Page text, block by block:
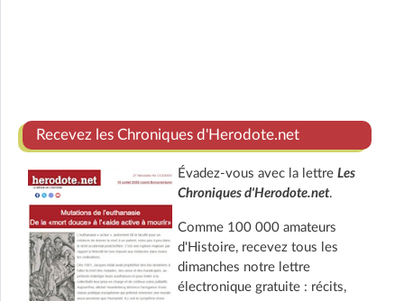
Recevez les Chroniques d'Herodote.net
Évadez-vous avec la lettre Les
Chroniques d'Herodote.net.
Comme 100 000 amateurs
d'Histoire, recevez tous les
dimanches notre lettre
électronique gratuite : récits,